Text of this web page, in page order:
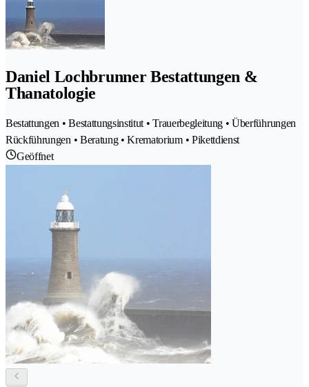
Daniel Lochbrunner Bestattungen &
Thanatologie
Bestattungen • Bestattungsinstitut • Trauerbegleitung • Überführungen
Rückführungen • Beratung • Krematorium • Pikettdienst
Geöffnet